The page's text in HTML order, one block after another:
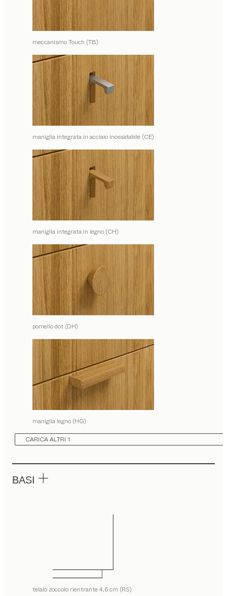
meccanismo Touch (TB)
maniglia integrata in acciaio inossidabile (CE)
maniglia integrata in legno (CH)
pomello dot (DH)
maniglia legno (HG)
CARICA ALTRI 1
BASI
telaio zoccolo rientrante 4,6 cm (RS)